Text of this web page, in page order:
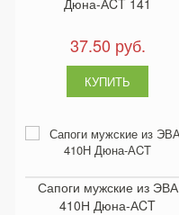
Дюна-АCT 141
37.50 руб.
Сапоги мужские из ЭВА
410Н Дюна-АCT